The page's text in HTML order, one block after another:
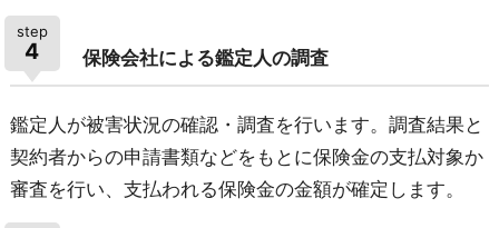
step
4 保険会社による鑑定人の調査
鑑定人が被害状況の確認・調査を行います。調査結果と
契約者からの申請書類などをもとに保険金の支払対象か
審査を行い、支払われる保険金の金額が確定します。